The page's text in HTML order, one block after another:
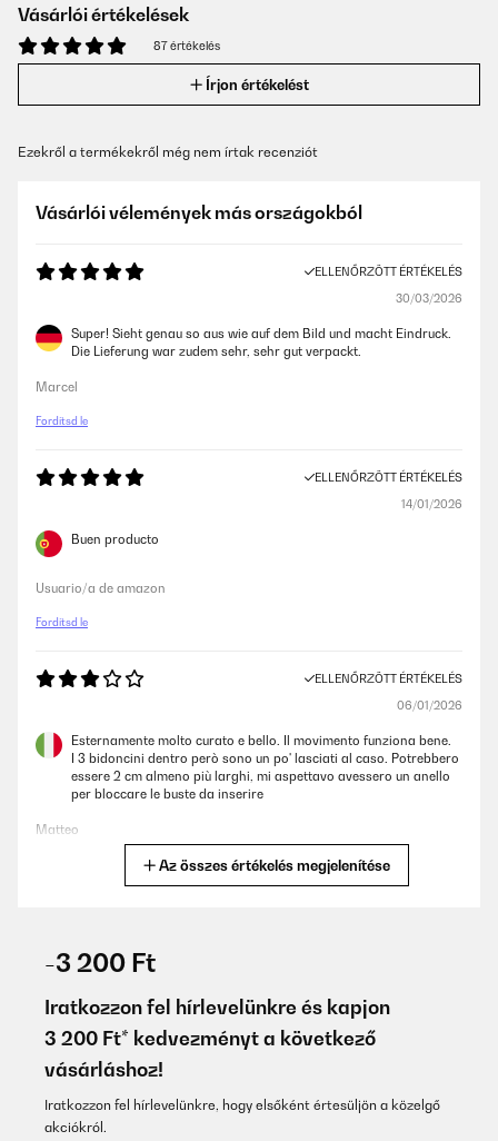
Vásárlói értékelések
87 értékelés
Írjon értékelést
Ezekről a termékekről még nem írtak recenziót
Vásárlói vélemények más országokból
ELLENŐRZÖTT ÉRTÉKELÉS
30/03/2026
Super! Sieht genau so aus wie auf dem Bild und macht Eindruck.
Die Lieferung war zudem sehr, sehr gut verpackt.
Marcel
Fordítsd le
ELLENŐRZÖTT ÉRTÉKELÉS
14/01/2026
Buen producto
Usuario/a de amazon
Fordítsd le
ELLENŐRZÖTT ÉRTÉKELÉS
06/01/2026
Esternamente molto curato e bello. Il movimento funziona bene.
I 3 bidoncini dentro però sono un po' lasciati al caso. Potrebbero
essere 2 cm almeno più larghi, mi aspettavo avessero un anello
per bloccare le buste da inserire
Matteo
Verpackung war gut gepolstert, so daß bei normalem Transport
keine Beschädigungen zu erwarten sind
Az összes értékelés megjelenítése
-3 200 Ft
Iratkozzon fel hírlevelünkre és kapjon
3 200 Ft* kedvezményt a következő
vásárláshoz!
Iratkozzon fel hírlevelünkre, hogy elsőként értesüljön a közelgő
akciókról.